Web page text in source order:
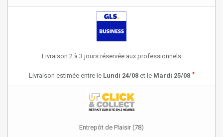
Livraison 2 à 3 jours réservée aux professionnels
Livraison estimée entre le Lundi 24/08et le Mardi 25/08 *
Entrepôt de Plaisir (78)